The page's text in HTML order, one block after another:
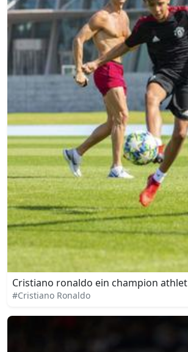
Cristiano ronaldo ein champion athlet
#Cristiano Ronaldo